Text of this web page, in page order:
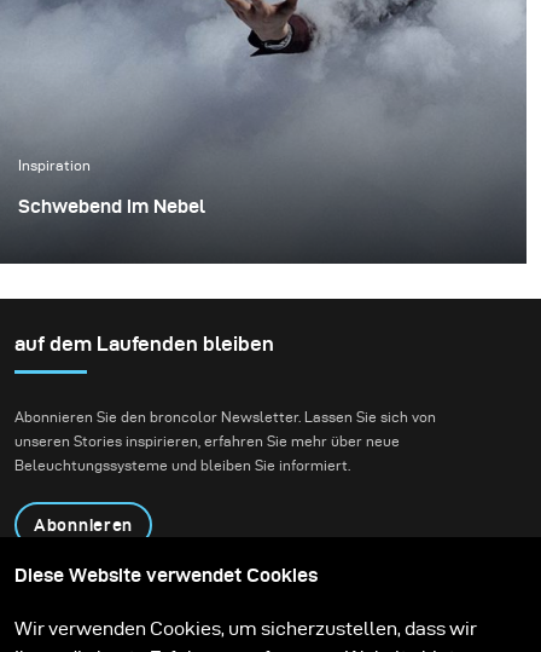
zu verlieren.
Inspiration
Schwebend im Nebel
Bernatonis), einem litauischen Magier, der sowohl lokal
als auch international bekannt ist und mehrere
seine Auftritte, und mein Ziel war es, diese in ein
visuelles Bild zu übersetzen.
auf dem Laufenden bleiben
Abonnieren Sie den broncolor Newsletter. Lassen Sie sich von
unseren Stories inspirieren, erfahren Sie mehr über neue
Beleuchtungssysteme und bleiben Sie informiert.
Abonnieren
Kontakt
Technologien
Diese Website verwendet Cookies
Wir verwenden Cookies, um sicherzustellen, dass wir